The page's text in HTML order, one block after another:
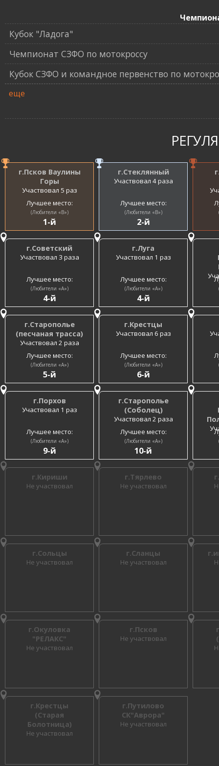
Кубок "Ладога"
Чемпионат СЗФО по мотокроссу
Кубок СЗФО и командное первенство по
еще
г.Псков Ваулины
Горы
Участвовал 5 раз
Лучшее место:
(Любители «B»)
1-й
г.Стеклянный
Участвовал 4 раза
Лучшее место:
(Любители «B»)
2-й
г.Советский
Участвовал 3 раза
Лучшее место:
(Любители «A»)
4-й
г.Луга
Участвовал 1 раз
Лучшее место:
(Любители «A»)
4-й
г.Старополье
(песчаная трасса)
Участвовал 2 раза
Лучшее место:
(Любители «A»)
5-й
г.Крестцы
Участвовал 6 раз
Лучшее место:
(Любители «A»)
6-й
г.Порхов
Участвовал 1 раз
Лучшее место:
(Любители «A»)
9-й
г.Старополье
(Соболец)
Участвовал 2 раза
Лучшее место:
(Любители «A»)
10-й
г.Кириши
Не участвовал
г.Тярлево
Не участвовал
г.Сольцы
Не участвовал
г.Сланцы
Не участвовал
г.Окуловка
"РЕЛАКС"
Не участвовал
г.Псков
Не участвовал
г.Крестцы
(Старая
Болотница)
Не участвовал
г.Путилово
СК"Аврора"
Не участвовал